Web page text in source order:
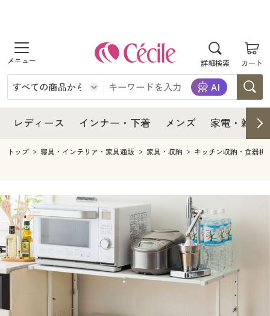
詳細検索 カート
商品を探す
レディース
レディースファッション
インナー・下着
インナー・下着通販すべて
メンズ下着
ジュニア・ティーンズ下着
メンズ
メンズファッション
メンズ下着
家電・雑貨すべて
家電
キッチン・雑貨・日用品
寝具・インテリア・家具
寝具・インテリア・家具通販すべて
美容・健康
美容・健康通販すべて
制服・スクール
レディース インナー・下着 メンズ 家電・雑貨
レディース
レディース通販すべて
レディースファッション
インナー・下着
インナー・下着通販すべて
ジュニア・ティーンズ下着
メンズ
メンズ下着
家電
キッチン・雑貨・日用品
寝具・インテリア・家具通販すべて
家具・収納
寝具・ベッド
カーテン・ラグ・ファブリック
美容・健康
美容・健康通販すべて
美容・健康・サプリメント
制服・スクール
制服・スクールすべて
大きいサイズ
大きいサイズ通販すべて
トップ 寝具・インテリア・家具通販 家具・収納 キッチン収納・食器棚